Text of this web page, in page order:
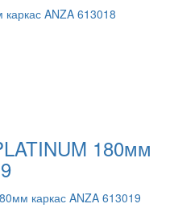
180мм